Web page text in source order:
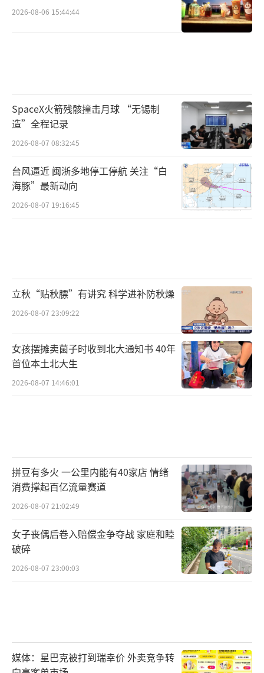
2026-08-06 15:44:44
SpaceX火箭残骸撞击月球 “无锡制
造”全程记录
2026-08-07 08:32:45
台风逼近 闽浙多地停工停航 关注“白
海豚”最新动向
2026-08-07 19:16:45
立秋“贴秋膘”有讲究 科学进补防秋燥
2026-08-07 23:09:22
女孩摆摊卖菌子时收到北大通知书 40年
首位本土北大生
2026-08-07 14:46:01
拼豆有多火 一公里内能有40家店 情绪
消费撑起百亿流量赛道
2026-08-07 21:02:49
女子丧偶后卷入赔偿金争夺战 家庭和睦
破碎
2026-08-07 23:00:03
媒体：星巴克被打到瑞幸价 外卖竞争转